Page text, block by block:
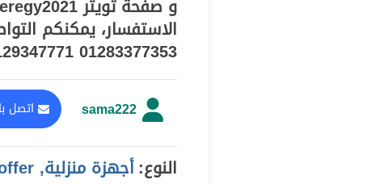
الاستفسار، يمكنكم
01283377353 01129347771 01093055835
sama222 اتصل
النوع:أجهزة منزلية, offer